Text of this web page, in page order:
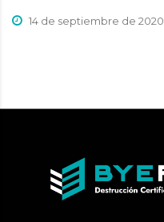
14 de septiembre de 2020